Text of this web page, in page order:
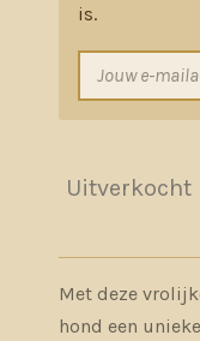
is.
Uitverkocht
Met deze
hond een